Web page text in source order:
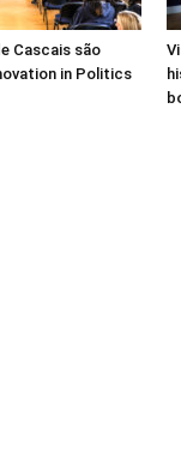
Cascais são
in Politics